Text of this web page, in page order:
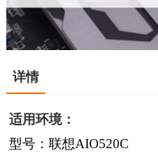
详情
适用环境：
型号：联想AIO520C